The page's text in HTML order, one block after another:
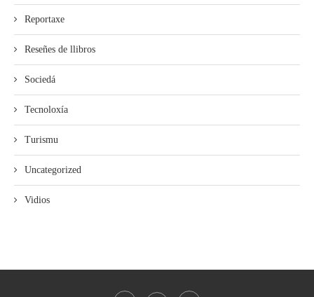
Reportaxe
Reseñes de llibros
Sociedá
Tecnoloxía
Turismu
Uncategorized
Vidios